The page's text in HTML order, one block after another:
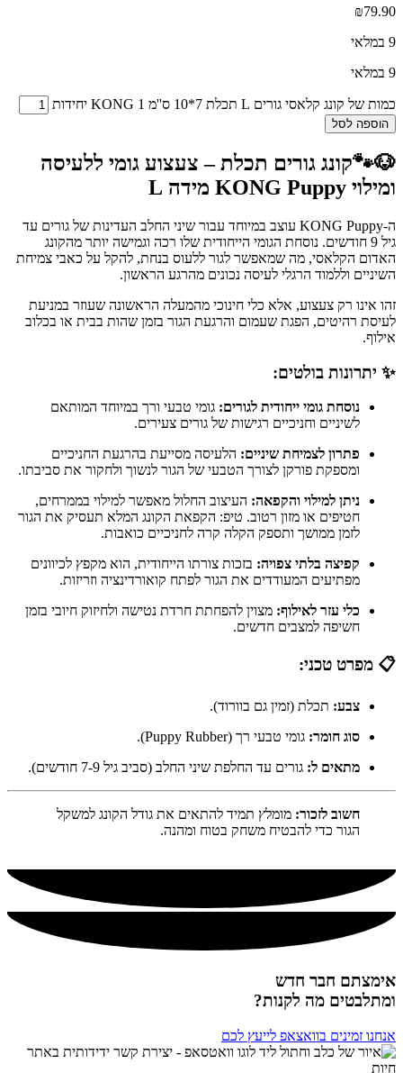
₪79.90
9 במלאי
9 במלאי
כמות של קונג קלאסי גורים L תכלת 7*10 ס''מ KONG 1 יחידות
הוספה לסל
🐶🐾קונג גורים תכלת – צעצוע גומי ללעיסה
ומילוי KONG Puppy מידה L
ה-KONG Puppy עוצב במיוחד עבור שיני החלב העדינות של גורים עד
גיל 9 חודשים. נוסחת הגומי הייחודית שלו רכה וגמישה יותר מהקונג
האדום הקלאסי, מה שמאפשר לגור ללעוס בנחת, להקל על כאבי צמיחת
השיניים וללמוד הרגלי לעיסה נכונים מהרגע הראשון.
זהו אינו רק צעצוע, אלא כלי חינוכי מהמעלה הראשונה שעוזר במניעת
לעיסת רהיטים, הפגת שעמום והרגעת הגור בזמן שהות בבית או בכלוב
אילוף.
✨ יתרונות בולטים:
נוסחת גומי ייחודית לגורים: גומי טבעי ורך במיוחד המותאם
לשיניים וחניכיים רגישות של גורים צעירים.
פתרון לצמיחת שיניים: הלעיסה מסייעת בהרגעת החניכיים
ומספקת פורקן לצורך הטבעי של הגור לנשוך ולחקור את סביבתו.
ניתן למילוי והקפאה: העיצוב החלול מאפשר למילוי בממרחים,
חטיפים או מזון רטוב. טיפ: הקפאת הקונג המלא תעסיק את הגור
לזמן ממושך ותספק הקלה קרה לחניכיים כואבות.
קפיצה בלתי צפויה: בזכות צורתו הייחודית, הוא מקפץ לכיוונים
מפתיעים המעודדים את הגור לפתח קואורדינציה וזריזות.
כלי עזר לאילוף: מצוין להפחתת חרדת נטישה ולחיזוק חיובי בזמן
חשיפה למצבים חדשים.
📋 מפרט טכני:
צבע: תכלת (זמין גם בוורוד).
סוג חומר: גומי טבעי רך (Puppy Rubber).
מתאים ל: גורים עד החלפת שיני החלב (סביב גיל 7-9 חודשים).
חשוב לזכור: מומלץ תמיד להתאים את גודל הקונג למשקל
הגור כדי להבטיח משחק בטוח ומהנה.
אימצתם חבר חדש
ומתלבטים מה לקנות?
אנחנו זמינים בוואצאפ לייעץ לכם